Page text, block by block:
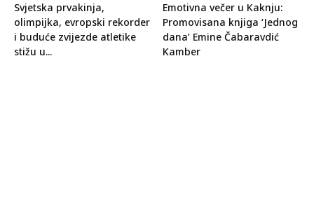
Svjetska prvakinja,
olimpijka, evropski rekorder
i buduće zvijezde atletike
stižu u...
Emotivna večer u Kaknju:
Promovisana knjiga ‘Jednog
dana’ Emine Čabaravdić
Kamber